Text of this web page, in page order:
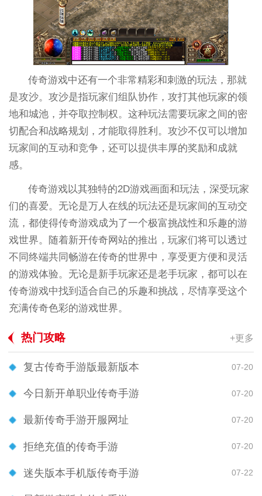
传奇游戏中还有一个非常精彩和刺激的玩法，那就
是攻沙。攻沙是指玩家们组队协作，攻打其他玩家的领
地和城池，并夺取控制权。这种玩法需要玩家之间的密
切配合和战略规划，才能取得胜利。攻沙不仅可以增加
玩家间的互动和竞争，还可以提供丰厚的奖励和成就
感。
传奇游戏以其独特的2D游戏画面和玩法，深受玩家
们的喜爱。无论是万人在线的玩法还是玩家间的互动交
流，都使得传奇游戏成为了一个极富挑战性和乐趣的游
戏世界。随着新开传奇网站的推出，玩家们将可以透过
不同终端共同畅游在传奇的世界中，享受更方便和灵活
的游戏体验。无论是新手玩家还是老手玩家，都可以在
传奇游戏中找到适合自己的乐趣和挑战，尽情享受这个
充满传奇色彩的游戏世界。
热门攻略 +更多
复古传奇手游版最新版本 07-20
今日新开单职业传奇手游 07-20
最新传奇手游开服网址 07-20
拒绝充值的传奇手游 07-20
迷失版本手机版传奇手游 07-22